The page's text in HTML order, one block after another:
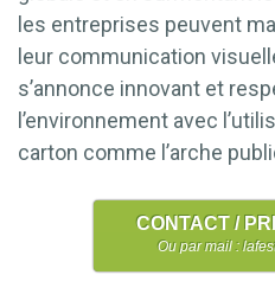
les entreprises peuvent
leur communication
s’annonce innovant et
l’environnement avec
carton comme l’arche
CONTACT /
Ou par mail :